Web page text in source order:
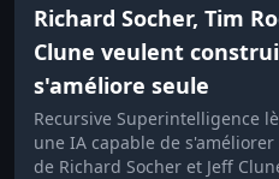
Richard Socher, Tim
Clune veulent
s'améliore seule
Recursive Superintelligence
une IA capable de
de Richard Socher et Jeff